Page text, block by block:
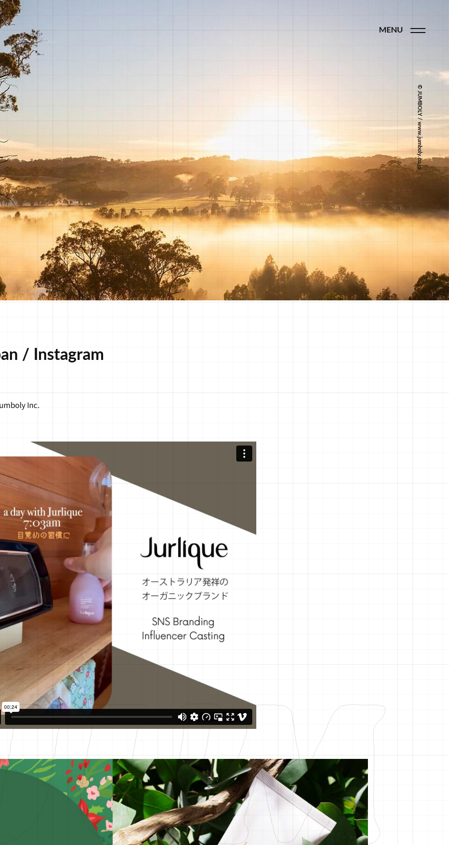
MENU
/ Instagram
Inc.
© JUMBOLY / www.jumboly.co.jp